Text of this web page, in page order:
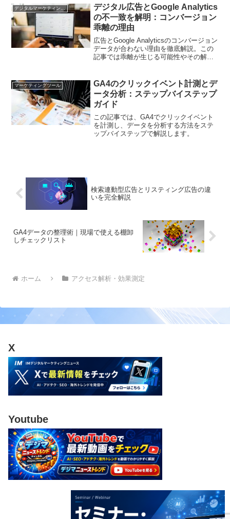
共に紹介します。具体的な事例を通じ
て、どのようにしてデータを可視化し、
洞察を得るかを示し、マーケティング担
当者が戦略の改善に役立てる方法を解説
します。
デジタルマーケティング基礎
デジタル広告とGoogle Analytics
の不一致を解明：コンバージョン
乖離の理由
広告とGoogle Analyticsのコンバージョン
データが合わない理由を徹底解説。この
記事では乖離が生じる可能性やその解決
マーケティングツール
GA4のクリックイベント計測とデ
ータ分析：ステップバイステップ
ガイド
この記事では、GA4でクリックイベント
を計測し、データを分析する方法をステ
ップバイステップで解説します。
検索連動型広告とリスティング広告の違
いを完全解説
GA4データの整理術｜現場で使える棚卸
しチェックリスト
ホーム アクセス解析・効果測定
X
Youtube